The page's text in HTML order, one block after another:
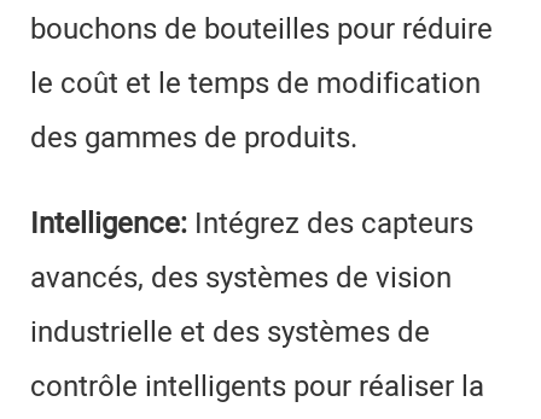
bouchons de bouteilles pour réduire
le coût et le temps de modification
des gammes de produits.
Intelligence: Intégrez des capteurs
avancés, des systèmes de vision
industrielle et des systèmes de
contrôle intelligents pour réaliser la